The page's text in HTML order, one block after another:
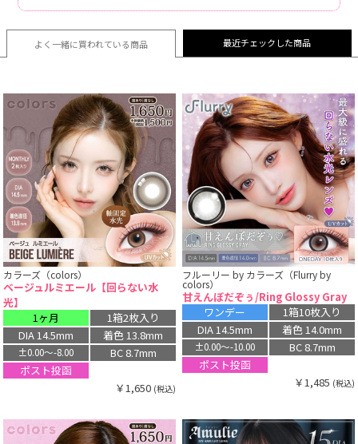
よく一緒に買われている商品 最近チェックした商品
カラーズ（colors）
ベージュルミエール【回らない水
光】
1ヶ月
1箱2枚入り
DIA 14.5mm
着色 13.8mm
±0.00〜-8.00
BC 8.7mm
ポスト投函
￥1,650 (税込)
フルーリー by カラーズ（Flurry by
colors）
甘えんぼだぞぅ/Ring Glossy Gray
ワンデー
1箱10枚入り
DIA 14.5mm
着色 14.0mm
±0.00〜-10.00
BC 8.7mm
ポスト投函
￥1,485 (税込)